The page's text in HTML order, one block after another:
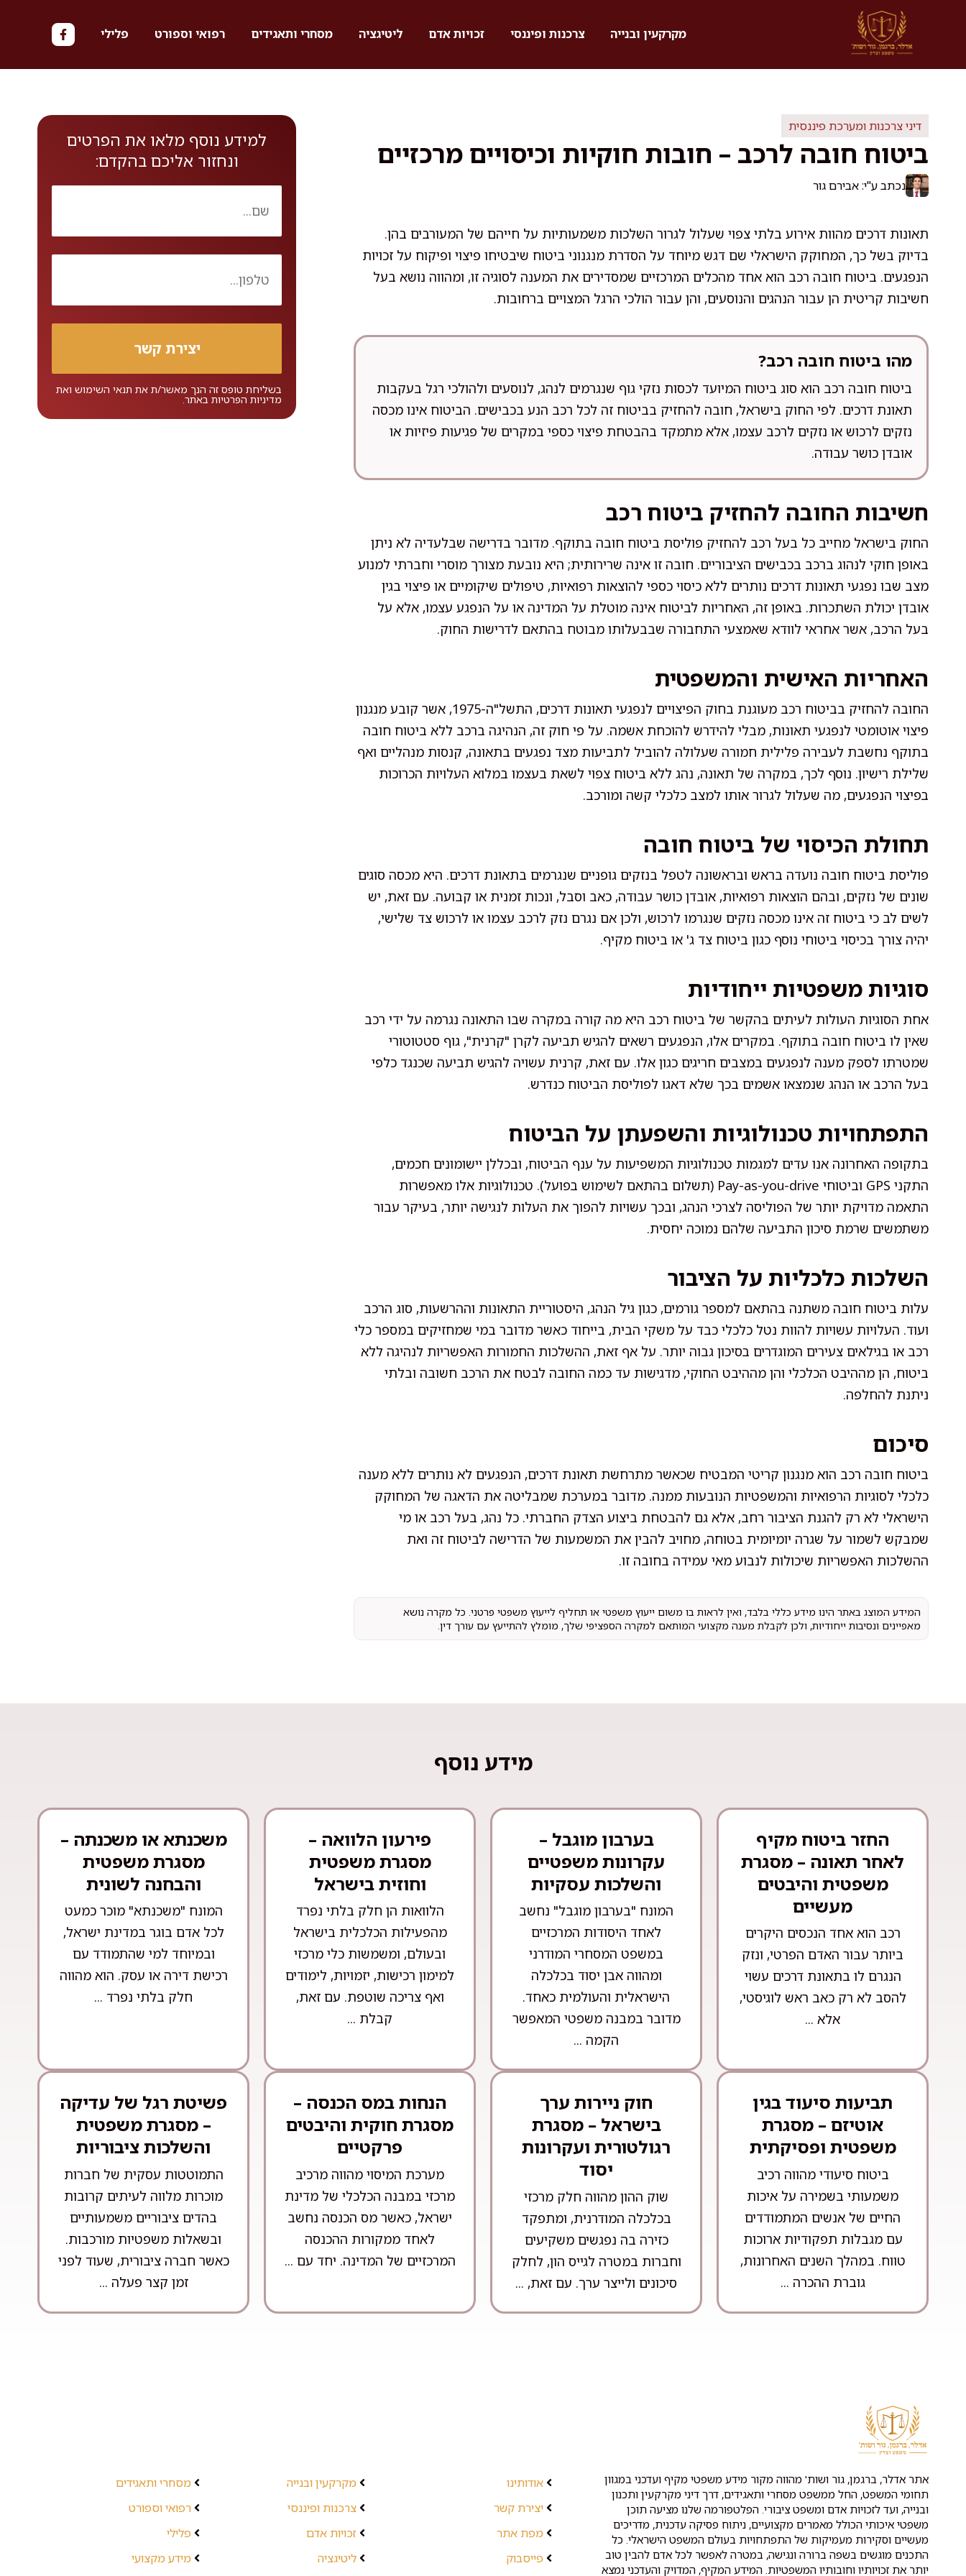
מקרקעין ובנייה צרכנות ופיננסי זכויות אדם ליטיגציה מסחרי ותאגידים רפואי וספורט פלילי
דיני צרכנות ומערכת פיננסית
ביטוח חובה לרכב – חובות חוקיות וכיסויים מרכזיים
נכתב ע"י: אבירם גור
תאונות דרכים מהוות אירוע בלתי צפוי שעלול לגרור השלכות משמעותיות על חייהם של המעורבים בהן.
בדיוק בשל כך, המחוקק הישראלי שם דגש מיוחד על הסדרת מנגנוני ביטוח שיבטיחו פיצוי ופיקוח על זכויות
הנפגעים. ביטוח חובה רכב הוא אחד מהכלים המרכזיים שמסדירים את המענה לסוגיה זו, ומהווה נושא בעל
חשיבות קריטית הן עבור הנהגים והנוסעים, והן עבור הולכי הרגל המצויים ברחובות.
מהו ביטוח חובה רכב?
ביטוח חובה רכב הוא סוג ביטוח המיועד לכסות נזקי גוף שנגרמים לנהג, לנוסעים ולהולכי רגל בעקבות
תאונת דרכים. לפי החוק בישראל, חובה להחזיק בביטוח זה לכל רכב הנע בכבישים. הביטוח אינו מכסה
נזקים לרכוש או נזקים לרכב עצמו, אלא מתמקד בהבטחת פיצוי כספי במקרים של פגיעות פיזיות או
אובדן כושר עבודה.
חשיבות החובה להחזיק ביטוח רכב
החוק בישראל מחייב כל בעל רכב להחזיק פוליסת ביטוח חובה בתוקף. מדובר בדרישה שבלעדיה לא ניתן
באופן חוקי לנהוג ברכב בכבישים הציבוריים. חובה זו אינה שרירותית; היא נובעת מצורך מוסרי וחברתי למנוע
מצב שבו נפגעי תאונות דרכים נותרים ללא כיסוי כספי להוצאות רפואיות, טיפולים שיקומיים או פיצוי בגין
אובדן יכולת השתכרות. באופן זה, האחריות לביטוח אינה מוטלת על המדינה או על הנפגע עצמו, אלא על
בעל הרכב, אשר אחראי לוודא שאמצעי התחבורה שבבעלותו מבוטח בהתאם לדרישות החוק.
האחריות האישית והמשפטית
החובה להחזיק בביטוח רכב מעוגנת בחוק הפיצויים לנפגעי תאונות דרכים, התשל"ה-1975, אשר קובע מנגנון
פיצוי אוטומטי לנפגעי תאונות, מבלי להידרש להוכחת אשמה. על פי חוק זה, הנהיגה ברכב ללא ביטוח חובה
בתוקף נחשבת לעבירה פלילית חמורה שעלולה להוביל לתביעות מצד נפגעים בתאונה, קנסות מנהליים ואף
שלילת רישיון. נוסף לכך, במקרה של תאונה, נהג ללא ביטוח צפוי לשאת בעצמו במלוא העלויות הכרוכות
בפיצוי הנפגעים, מה שעלול לגרור אותו למצב כלכלי קשה ומורכב.
תחולת הכיסוי של ביטוח חובה
פוליסת ביטוח חובה נועדה בראש ובראשונה לטפל בנזקים גופניים שנגרמים בתאונת דרכים. היא מכסה סוגים
שונים של נזקים, ובהם הוצאות רפואיות, אובדן כושר עבודה, כאב וסבל, ונכות זמנית או קבועה. עם זאת, יש
לשים לב כי ביטוח זה אינו מכסה נזקים שנגרמו לרכוש, ולכן אם נגרם נזק לרכב עצמו או לרכוש צד שלישי,
יהיה צורך בכיסוי ביטוחי נוסף כגון ביטוח צד ג' או ביטוח מקיף.
סוגיות משפטיות ייחודיות
אחת הסוגיות העולות לעיתים בהקשר של ביטוח רכב היא מה קורה במקרה שבו התאונה נגרמה על ידי רכב
שאין לו ביטוח חובה בתוקף. במקרים אלו, הנפגעים רשאים להגיש תביעה לקרן "קרנית", גוף סטטוטורי
שמטרתו לספק מענה לנפגעים במצבים חריגים כגון אלו. עם זאת, קרנית עשויה להגיש תביעה שכנגד כלפי
בעל הרכב או הנהג שנמצאו אשמים בכך שלא דאגו לפוליסת הביטוח כנדרש.
התפתחויות טכנולוגיות והשפעתן על הביטוח
בתקופה האחרונה אנו עדים למגמות טכנולוגיות המשפיעות על ענף הביטוח, ובכללן יישומונים חכמים,
התקני GPS וביטוחי Pay-as-you-drive (תשלום בהתאם לשימוש בפועל). טכנולוגיות אלו מאפשרות
התאמה מדויקת יותר של הפוליסה לצרכי הנהג, ובכך עשויות להפוך את העלות לנגישה יותר, בעיקר עבור
משתמשים שרמת סיכון התביעה שלהם נמוכה יחסית.
השלכות כלכליות על הציבור
עלות ביטוח חובה משתנה בהתאם למספר גורמים, כגון גיל הנהג, היסטוריית התאונות וההרשעות, סוג הרכב
ועוד. העלויות עשויות להוות נטל כלכלי כבד על משקי הבית, בייחוד כאשר מדובר במי שמחזיקים במספר כלי
רכב או בגילאים צעירים המוגדרים בסיכון גבוה יותר. על אף זאת, ההשלכות החמורות האפשריות לנהיגה ללא
ביטוח, הן מההיבט הכלכלי והן מההיבט החוקי, מדגישות עד כמה החובה לבטח את הרכב חשובה ובלתי
ניתנת להחלפה.
סיכום
ביטוח חובה רכב הוא מנגנון קריטי המבטיח שכאשר מתרחשת תאונת דרכים, הנפגעים לא נותרים ללא מענה
כלכלי לסוגיות הרפואיות והמשפטיות הנובעות ממנה. מדובר במערכת שמבליטה את הדאגה של המחוקק
הישראלי לא רק להגנת הציבור רחב, אלא גם להבטחת ביצוע הצדק החברתי. כל נהג, בעל רכב או מי
שמבקש לשמור על שגרה יומיומית בטוחה, מחויב להבין את המשמעות של הדרישה לביטוח זה ואת
ההשלכות האפשריות שיכולות לנבוע מאי עמידה בחובה זו.
המידע המוצג באתר הינו מידע כללי בלבד, ואין לראות בו משום ייעוץ משפטי או תחליף לייעוץ משפטי פרטני. כל מקרה נושא
מאפיינים ונסיבות ייחודיות, ולכן לקבלת מענה מקצועי המותאם למקרה הספציפי שלך, מומלץ להתייעץ עם עורך דין.
למידע נוסף מלאו את הפרטים
ונחזור אליכם בהקדם:
בשליחת טופס זה הנך מאשר/ת את תנאי השימושואת
מדיניות הפרטיותבאתר.
מידע נוסף
החזר ביטוח מקיף
לאחר תאונה – מסגרת
משפטית והיבטים
מעשיים
רכב הוא אחד הנכסים היקרים
ביותר עבור האדם הפרטי, ונזק
הנגרם לו בתאונת דרכים עשוי
להסב לא רק כאב ראש לוגיסטי,
אלא ...
בערבון מוגבל –
עקרונות משפטיים
והשלכות עסקיות
המונח "בערבון מוגבל" נחשב
לאחד היסודות המרכזיים
במשפט המסחרי המודרני
ומהווה אבן יסוד בכלכלה
הישראלית והעולמית כאחד.
מדובר במבנה משפטי המאפשר
הקמה ...
פירעון הלוואה –
מסגרת משפטית
וחוזית בישראל
הלוואות הן חלק בלתי נפרד
מהפעילות הכלכלית בישראל
ובעולם, ומשמשות כלי מרכזי
למימון רכישות, יזמויות, לימודים
ואף צריכה שוטפת. עם זאת,
קבלת ...
משכנתא או משכנתה –
מסגרת משפטית
והבחנה לשונית
המונח "משכנתא" מוכר כמעט
לכל אדם בוגר במדינת ישראל,
ובמיוחד למי שהתמודד עם
רכישת דירה או עסק. הוא מהווה
חלק בלתי נפרד ...
תביעות סיעוד בגין
אוטיזם – מסגרת
משפטית ופסיקתית
ביטוח סיעודי מהווה רכיב
משמעותי בשמירה על איכות
החיים של אנשים המתמודדים
עם מגבלות תפקודיות ארוכות
טווח. במהלך השנים האחרונות,
גוברת ההכרה ...
חוק ניירות ערך
בישראל – מסגרת
רגולטורית ועקרונות
יסוד
שוק ההון מהווה חלק מרכזי
בכלכלה המודרנית, ומתפקד
כזירה בה נפגשים משקיעים
וחברות במטרה לגייס הון, לחלק
סיכונים ולייצר ערך. עם זאת, ...
הנחות במס הכנסה –
מסגרת חוקית והיבטים
פרקטיים
מערכת המיסוי מהווה מרכיב
מרכזי במבנה הכלכלי של מדינת
ישראל, כאשר מס הכנסה נחשב
לאחד ממקורות ההכנסה
המרכזיים של המדינה. יחד עם ...
פשיטת רגל של עדיקה
– מסגרת משפטית
והשלכות ציבוריות
התמוטטות עסקית של חברות
מוכרות מלווה לעיתים קרובות
בהדים ציבוריים משמעותיים
ובשאלות משפטיות מורכבות.
כאשר חברה ציבורית, שעוד לפני
זמן קצר פעלה ...
אתר אדלר, ברגמן, גור ושות' מהווה מקור מידע משפטי מקיף ועדכני במגוון
תחומי המשפט, החל ממשפט מסחרי ותאגידים, דרך דיני מקרקעין ותכנון
ובנייה, ועד לזכויות אדם ומשפט ציבורי. הפלטפורמה שלנו מציעה תוכן
משפטי איכותי הכולל מאמרים מקצועיים, ניתוח פסיקה עדכנית, מדריכים
מעשיים וסקירות מעמיקות של התפתחויות בעולם המשפט הישראלי. כל
התכנים מוגשים בשפה ברורה ונגישה, במטרה לאפשר לכל אדם להבין טוב
יותר את זכויותיו וחובותיו המשפטיות. המידע המקיף, המדויק והעדכני נמצא
אודותינו
יצירת קשר
מפת אתר
פייסבוק
מקרקעין ובנייה
צרכנות ופיננסי
זכויות אדם
ליטיגציה
מסחרי ותאגידים
רפואי וספורט
פלילי
מידע מקצועי